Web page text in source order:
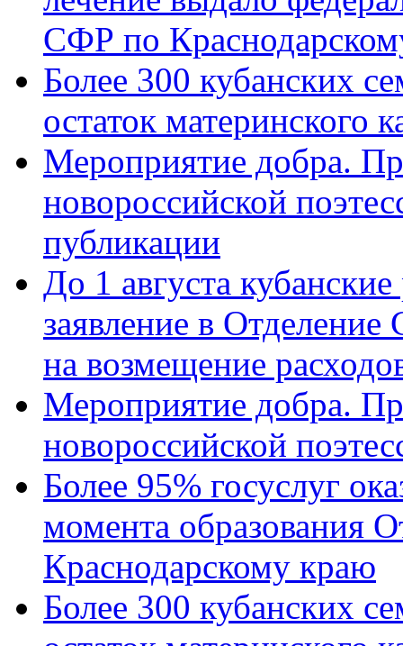
СФР по
Более 300 кубанских
остаток материнского
Мероприятие добра.
новороссийской
публикации
До 1 августа
заявление в
на возмещение
Мероприятие добра.
новороссийской
Более 95% госуслуг
момента образования
Краснодарскому краю
Более 300 кубанских